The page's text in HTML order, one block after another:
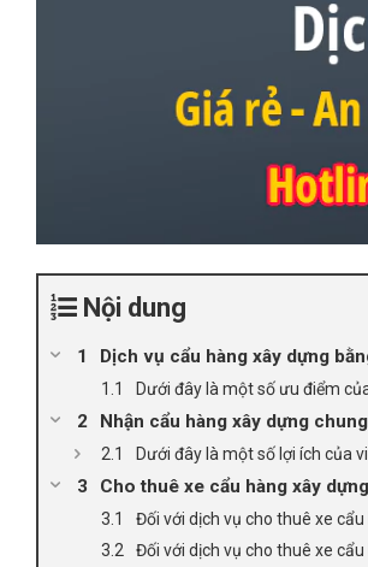
Nội dung
Dịch vụ cẩu hàng xây dựng
Dưới đây là một số ưu điểm
Nhận cẩu hàng xây dựng
Dưới đây là một số lợi ích của
Cho thuê xe cẩu hàng xây
Đối với dịch vụ cho thuê xe
Đối với dịch vụ cho thuê xe